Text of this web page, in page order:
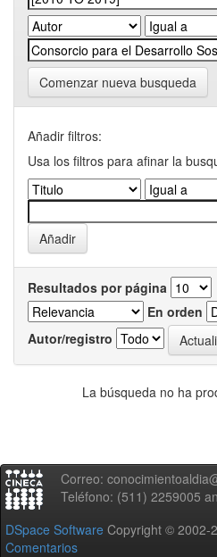
Comenzar nueva busqueda
Añadir filtros:
Usa los filtros para afinar la
Resultados por página
En orden
Autor/registro
La búsqueda no ha
Correo:
Teléfono: (511) 2259005
DSpace Software Copyright © 2002-
Comentarios